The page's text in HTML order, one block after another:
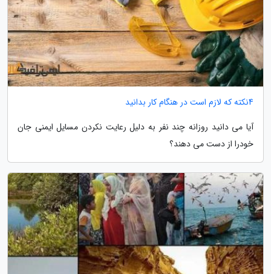
4نکته که لازم است در هنگام کار بدانید
آیا می دانید روزانه چند نفر به دلیل رعایت نکردن مسایل ایمنی جان
خودرا از دست می دهند؟